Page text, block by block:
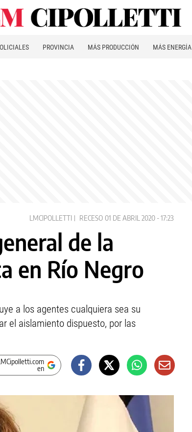
PROVINCIA MÁS PRODUCCIÓN MÁS ENERGÍA
LMCIPOLLETTI RECESO 01 DE ABRIL 2020 - 17:23
de la
en Río Negro
a los agentes cualquiera sea su
el aislamiento dispuesto, por las
en